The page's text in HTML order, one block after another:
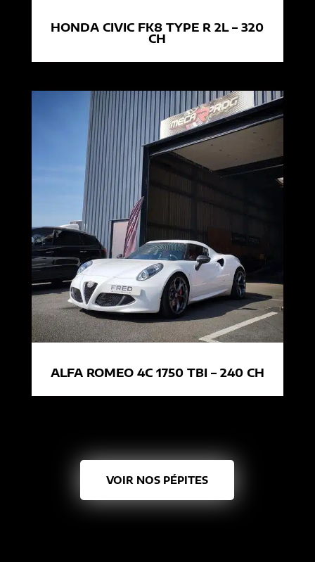
HONDA CIVIC FK8 TYPE R 2L – 320
CH
ALFA ROMEO 4C 1750 TBI – 240 CH
VOIR NOS PÉPITES